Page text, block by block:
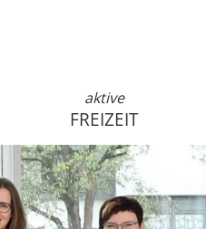
anmelden
aktive
FREIZEIT